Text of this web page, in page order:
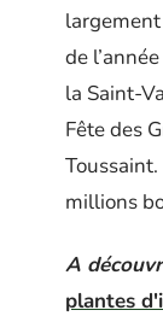
de
la Saint-
Fête des
Toussaint.
millions
A
plantes